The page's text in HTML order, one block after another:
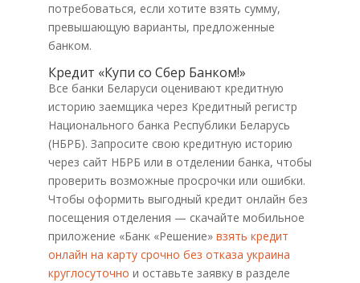
потребоваться, если хотите взять сумму,
превышающую варианты, предложенные
банком.
Кредит «Купи со Сбер Банком!»
Все банки Беларуси оценивают кредитную
историю заемщика через Кредитный регистр
Национального банка Республики Беларусь
(НБРБ). Запросите свою кредитную историю
через сайт НБРБ или в отделении банка, чтобы
проверить возможные просрочки или ошибки.
Чтобы оформить выгодный кредит онлайн без
посещения отделения — скачайте мобильное
приложение «Банк «Решение» взять кредит
онлайн на карту срочно без отказа украина
круглосуточно и оставьте заявку в разделе